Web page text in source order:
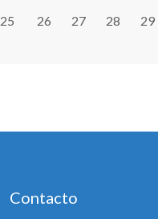
25 26 27 28 29
Contacto